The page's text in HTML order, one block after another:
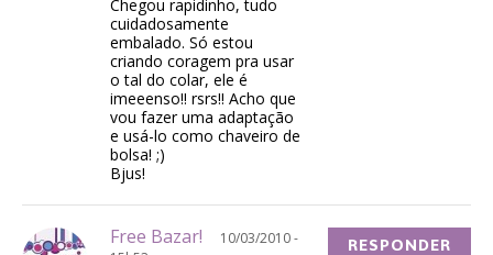
Chegou rapidinho, tudo
cuidadosamente
embalado. Só estou
criando coragem pra usar
o tal do colar, ele é
imeeenso!! rsrs!! Acho que
vou fazer uma adaptação
e usá-lo como chaveiro de
bolsa! ;)
Bjus!
Free Bazar!
10/03/2010 -
RESPONDER